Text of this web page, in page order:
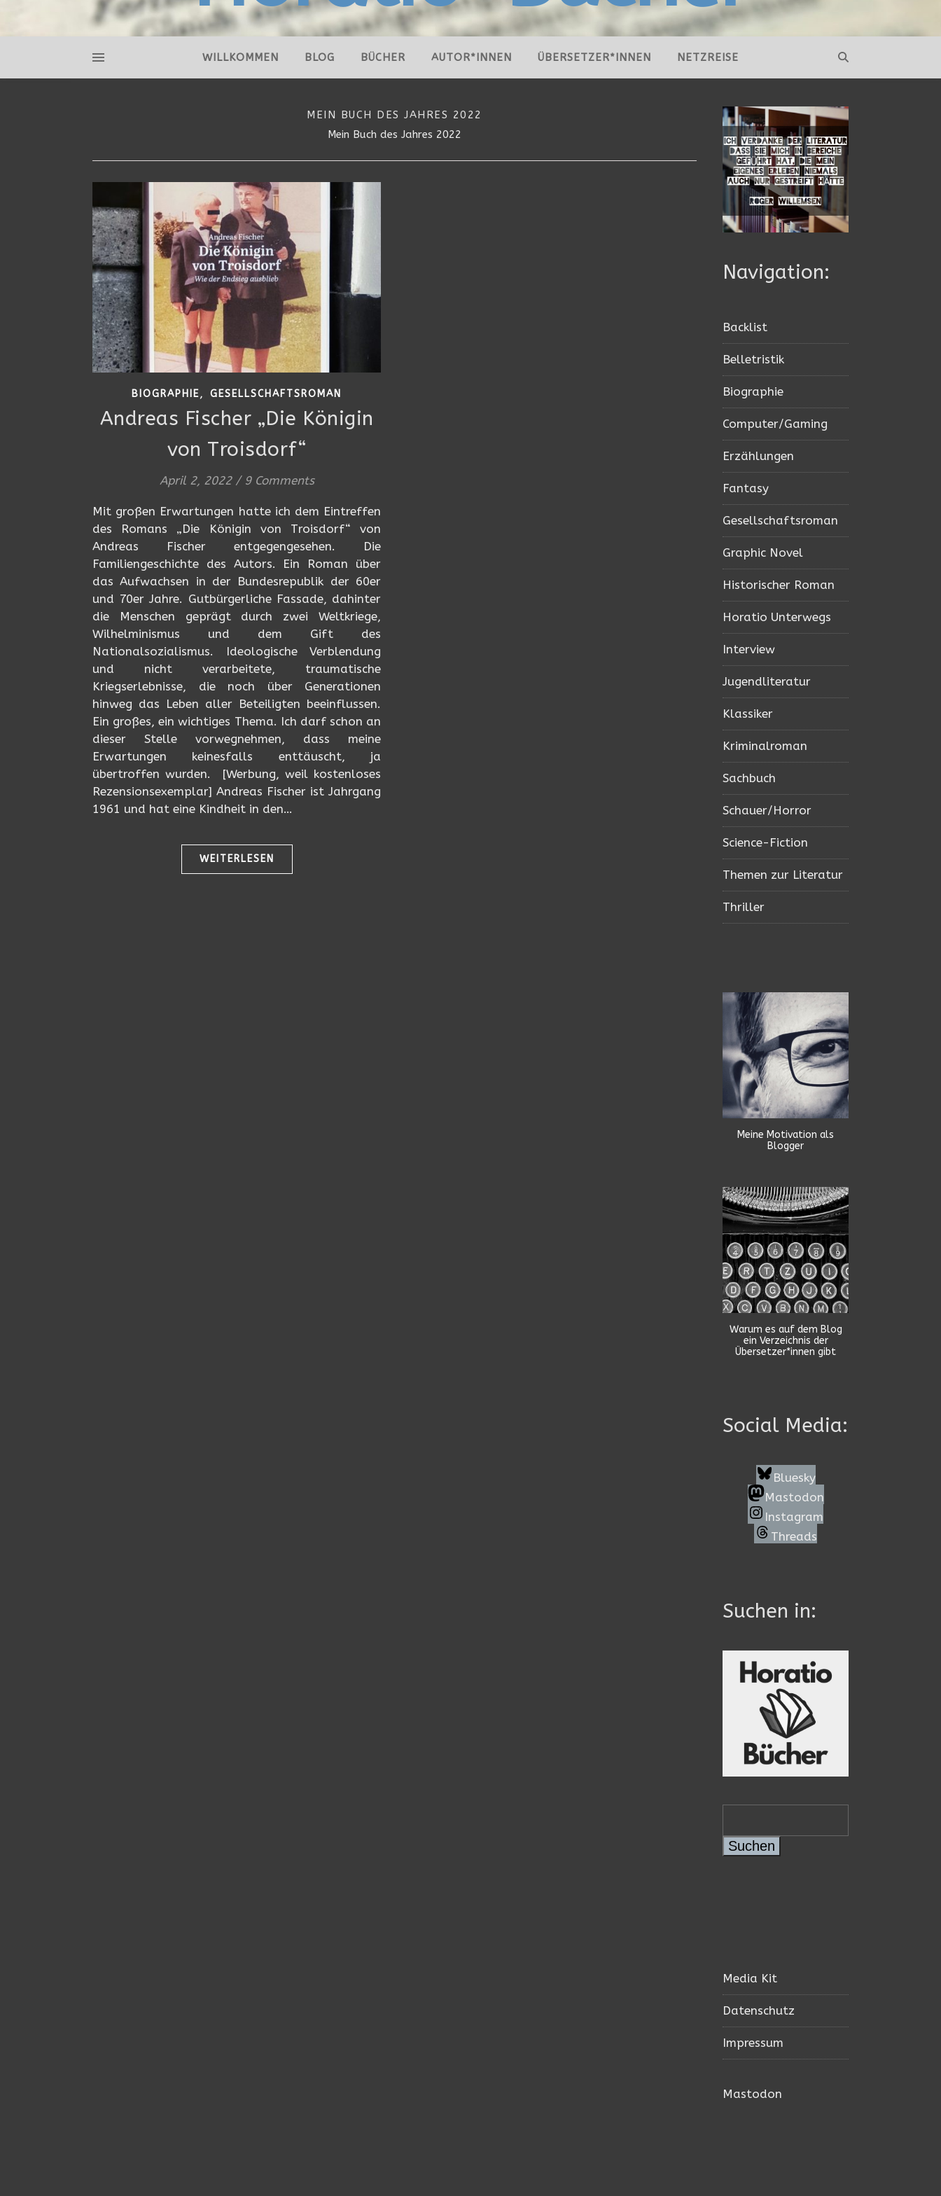
WILLKOMMEN BLOG BÜCHER AUTOR*INNEN ÜBERSETZER*INNEN NETZREISE
MEIN BUCH DES JAHRES 2022
Mein Buch des Jahres 2022
BIOGRAPHIE, GESELLSCHAFTSROMAN
Andreas Fischer „Die Königin
von Troisdorf“
April 2, 2022 / 9 Comments
Mit großen Erwartungen hatte ich dem Eintreffen
des Romans „Die Königin von Troisdorf“ von
Andreas Fischer entgegengesehen. Die
Familiengeschichte des Autors. Ein Roman über
das Aufwachsen in der Bundesrepublik der 60er
und 70er Jahre. Gutbürgerliche Fassade, dahinter
die Menschen geprägt durch zwei Weltkriege,
Wilhelminismus und dem Gift des
Nationalsozialismus. Ideologische Verblendung
und nicht verarbeitete, traumatische
Kriegserlebnisse, die noch über Generationen
hinweg das Leben aller Beteiligten beeinflussen.
Ein großes, ein wichtiges Thema. Ich darf schon an
dieser Stelle vorwegnehmen, dass meine
Erwartungen keinesfalls enttäuscht, ja
übertroffen wurden. [Werbung, weil kostenloses
Rezensionsexemplar] Andreas Fischer ist Jahrgang
1961 und hat eine Kindheit in den…
WEITERLESEN
Navigation:
Backlist
Belletristik
Biographie
Computer/Gaming
Erzählungen
Fantasy
Gesellschaftsroman
Graphic Novel
Historischer Roman
Horatio Unterwegs
Interview
Jugendliteratur
Klassiker
Kriminalroman
Sachbuch
Schauer/Horror
Science-Fiction
Themen zur Literatur
Thriller
Meine Motivation als
Blogger
Warum es auf dem Blog
ein Verzeichnis der
Übersetzer*innen gibt
Social Media:
Bluesky
Mastodon
Instagram
Threads
Suchen in:
Suchen
Media Kit
Datenschutz
Impressum
Mastodon